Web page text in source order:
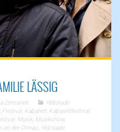
LÄSSIG
Zemanek
Ybbsiade
, Festival, Kabarett, Kabarettfestival,
, Musik, Musikshow,
an der Donau, Ybbsiade